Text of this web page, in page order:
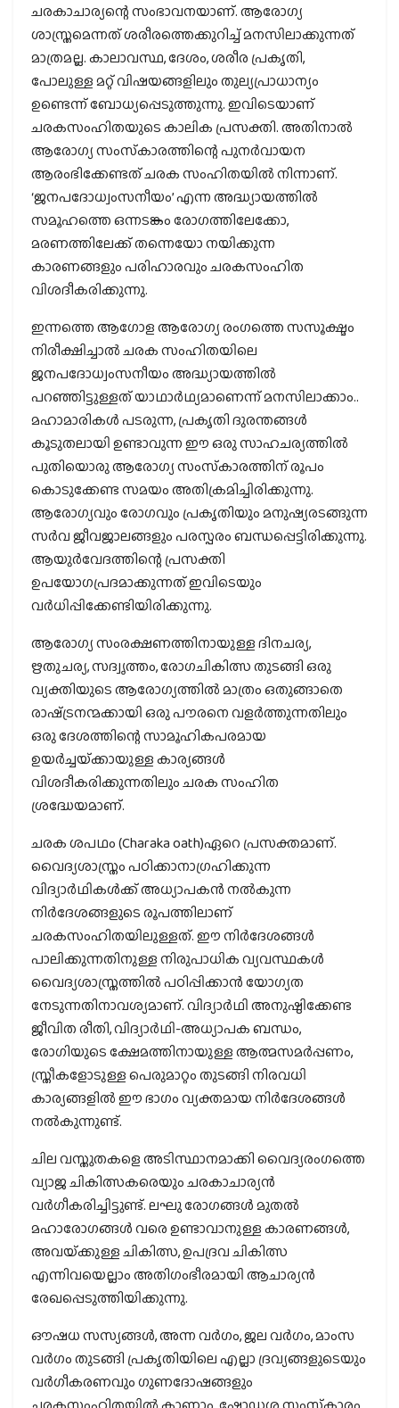
ചരകാചാര്യന്റെ സംഭാവനയാണ്. ആരോഗ്യ
ശാസ്ത്രമെന്നത് ശരീരത്തെക്കുറിച്ച് മനസിലാക്കുന്നത്
മാത്രമല്ല. കാലാവസ്ഥ, ദേശം, ശരീര പ്രകൃതി,
പോലുള്ള മറ്റ് വിഷയങ്ങളിലും തുല്യപ്രാധാന്യം
ഉണ്ടെന്ന് ബോധ്യപ്പെടുത്തുന്നു. ഇവിടെയാണ്
ചരകസംഹിതയുടെ കാലിക പ്രസക്തി. അതിനാല്‍
ആരോഗ്യ സംസ്‌കാരത്തിന്റെ പുനര്‍വായന
ആരംഭിക്കേണ്ടത് ചരക സംഹിതയില്‍ നിന്നാണ്.
‘ജനപദോധ്വംസനീയം’ എന്ന അദ്ധ്യായത്തില്‍
സമൂഹത്തെ ഒന്നടങ്കം രോഗത്തിലേക്കോ,
മരണത്തിലേക്ക് തന്നെയോ നയിക്കുന്ന
കാരണങ്ങളും പരിഹാരവും ചരകസംഹിത
വിശദീകരിക്കുന്നു.
ഇന്നത്തെ ആഗോള ആരോഗ്യ രംഗത്തെ സസൂക്ഷ്മം
നിരീക്ഷിച്ചാല്‍ ചരക സംഹിതയിലെ
ജനപദോധ്വംസനീയം അദ്ധ്യായത്തില്‍
പറഞ്ഞിട്ടുള്ളത് യാഥാര്‍ഥ്യമാണെന്ന് മനസിലാക്കാം..
മഹാമാരികള്‍ പടരുന്ന, പ്രകൃതി ദുരന്തങ്ങള്‍
കൂടുതലായി ഉണ്ടാവുന്ന ഈ ഒരു സാഹചര്യത്തില്‍
പുതിയൊരു ആരോഗ്യ സംസ്‌കാരത്തിന് രൂപം
കൊടുക്കേണ്ട സമയം അതിക്രമിച്ചിരിക്കുന്നു.
ആരോഗ്യവും രോഗവും പ്രകൃതിയും മനുഷ്യരടങ്ങുന്ന
സര്‍വ ജീവജാലങ്ങളും പരസ്പരം ബന്ധപ്പെട്ടിരിക്കുന്നു.
ആയുര്‍വേദത്തിന്റെ പ്രസക്തി
ഉപയോഗപ്രദമാക്കുന്നത് ഇവിടെയും
വര്‍ധിപ്പിക്കേണ്ടിയിരിക്കുന്നു.
ആരോഗ്യ സംരക്ഷണത്തിനായുള്ള ദിനചര്യ,
ഋതുചര്യ, സദ്വൃത്തം, രോഗചികിത്സ തുടങ്ങി ഒരു
വ്യക്തിയുടെ ആരോഗ്യത്തില്‍ മാത്രം ഒതുങ്ങാതെ
രാഷ്‌ട്രനന്മക്കായി ഒരു പൗരനെ വളര്‍ത്തുന്നതിലും
ഒരു ദേശത്തിന്റെ സാമൂഹികപരമായ
ഉയര്‍ച്ചയ്‌ക്കായുള്ള കാര്യങ്ങള്‍
വിശദീകരിക്കുന്നതിലും ചരക സംഹിത
ശ്രദ്ധേയമാണ്.
ചരക ശപഥം (Charaka oath)ഏറെ പ്രസക്തമാണ്.
വൈദ്യശാസ്ത്രം പഠിക്കാനാഗ്രഹിക്കുന്ന
വിദ്യാര്‍ഥികള്‍ക്ക് അധ്യാപകന്‍ നല്‍കുന്ന
നിര്‍ദേശങ്ങളുടെ രൂപത്തിലാണ്
ചരകസംഹിതയിലുള്ളത്. ഈ നിര്‍ദേശങ്ങള്‍
പാലിക്കുന്നതിനുള്ള നിരുപാധിക വ്യവസ്ഥകള്‍
വൈദ്യശാസ്ത്രത്തില്‍ പഠിപ്പിക്കാന്‍ യോഗ്യത
നേടുന്നതിനാവശ്യമാണ്. വിദ്യാര്‍ഥി അനുഷ്ഠിക്കേണ്ട
ജീവിത രീതി, വിദ്യാര്‍ഥി-അധ്യാപക ബന്ധം,
രോഗിയുടെ ക്ഷേമത്തിനായുള്ള ആത്മസമര്‍പ്പണം,
സ്ത്രീകളോടുള്ള പെരുമാറ്റം തുടങ്ങി നിരവധി
കാര്യങ്ങളില്‍ ഈ ഭാഗം വ്യക്തമായ നിര്‍ദേശങ്ങള്‍
നല്‍കുന്നുണ്ട്.
ചില വസ്തുതകളെ അടിസ്ഥാനമാക്കി വൈദ്യരംഗത്തെ
വ്യാജ ചികിത്സകരെയും ചരകാചാര്യന്‍
വര്‍ഗീകരിച്ചിട്ടുണ്ട്. ലഘു രോഗങ്ങള്‍ മുതല്‍
മഹാരോഗങ്ങള്‍ വരെ ഉണ്ടാവാനുള്ള കാരണങ്ങള്‍,
അവയ്‌ക്കുള്ള ചികിത്സ, ഉപദ്രവ ചികിത്സ
എന്നിവയെല്ലാം അതിഗംഭീരമായി ആചാര്യന്‍
രേഖപ്പെടുത്തിയിക്കുന്നു.
ഔഷധ സസ്യങ്ങള്‍, അന്ന വര്‍ഗം, ജല വര്‍ഗം, മാംസ
വര്‍ഗം തുടങ്ങി പ്രകൃതിയിലെ എല്ലാ ദ്രവ്യങ്ങളുടെയും
വര്‍ഗീകരണവും ഗുണദോഷങ്ങളും